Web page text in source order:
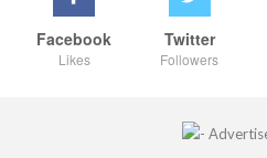
Facebook
Likes
Twitter
Followers